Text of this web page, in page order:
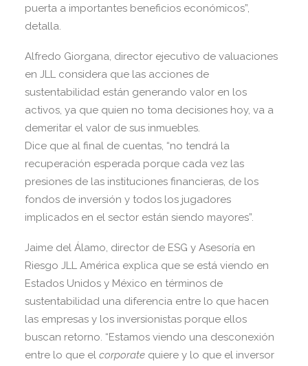
puerta a importantes beneficios económicos”,
detalla.
Alfredo Giorgana, director ejecutivo de valuaciones
en JLL considera que las acciones de
sustentabilidad están generando valor en los
activos, ya que quien no toma decisiones hoy, va a
demeritar el valor de sus inmuebles.
Dice que al final de cuentas, “no tendrá la
recuperación esperada porque cada vez las
presiones de las instituciones financieras, de los
fondos de inversión y todos los jugadores
implicados en el sector están siendo mayores”.
Jaime del Álamo, director de ESG y Asesoría en
Riesgo JLL América explica que se está viendo en
Estados Unidos y México en términos de
sustentabilidad una diferencia entre lo que hacen
las empresas y los inversionistas porque ellos
buscan retorno. “Estamos viendo una desconexión
entre lo que el corporate quiere y lo que el inversor